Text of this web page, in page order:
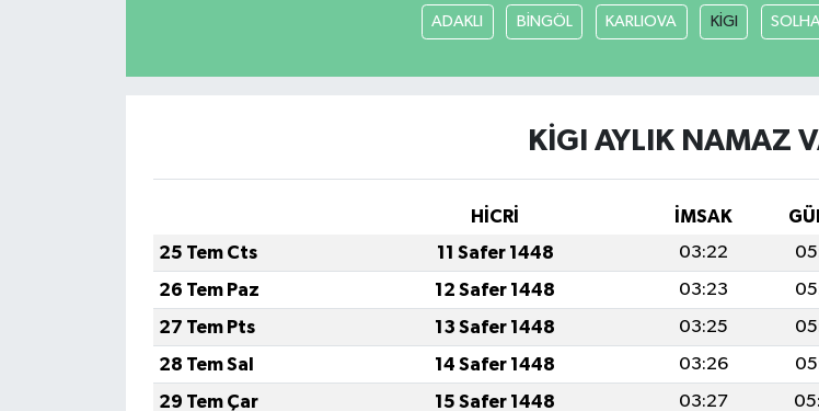
ADAKLI BİNGÖL KARLIOVA KİGI
KİGI AYLIK NAMAZ
HİCRİ İMSAK
25 Tem Cts
11 Safer 1448 03:22
26 Tem Paz
12 Safer 1448 03:23
27 Tem Pts
13 Safer 1448 03:25
28 Tem Sal
14 Safer 1448 03:26
29 Tem Çar
15 Safer 1448 03:27